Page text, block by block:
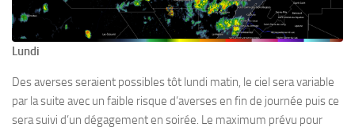
Lundi
Des averses seraient possibles tôt lundi matin, le ciel sera variable
par la suite avec un faible risque d’averses en fin de journée puis ce
sera suivi d’un dégagement en soirée. Le maximum prévu pour